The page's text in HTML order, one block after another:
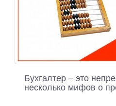
Бухгалтер – это
несколько мифов о